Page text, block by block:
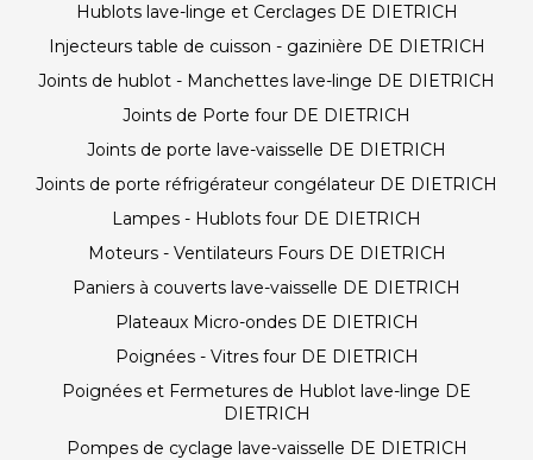
Hublots lave-linge et Cerclages DE DIETRICH
Injecteurs table de cuisson - gazinière DE DIETRICH
Joints de hublot - Manchettes lave-linge DE DIETRICH
Joints de Porte four DE DIETRICH
Joints de porte lave-vaisselle DE DIETRICH
Joints de porte réfrigérateur congélateur DE DIETRICH
Lampes - Hublots four DE DIETRICH
Moteurs - Ventilateurs Fours DE DIETRICH
Paniers à couverts lave-vaisselle DE DIETRICH
Plateaux Micro-ondes DE DIETRICH
Poignées - Vitres four DE DIETRICH
Poignées et Fermetures de Hublot lave-linge DE
DIETRICH
Pompes de cyclage lave-vaisselle DE DIETRICH